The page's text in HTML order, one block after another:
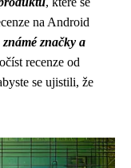
na Android
známé značky a
recenze od
se ujistili, že